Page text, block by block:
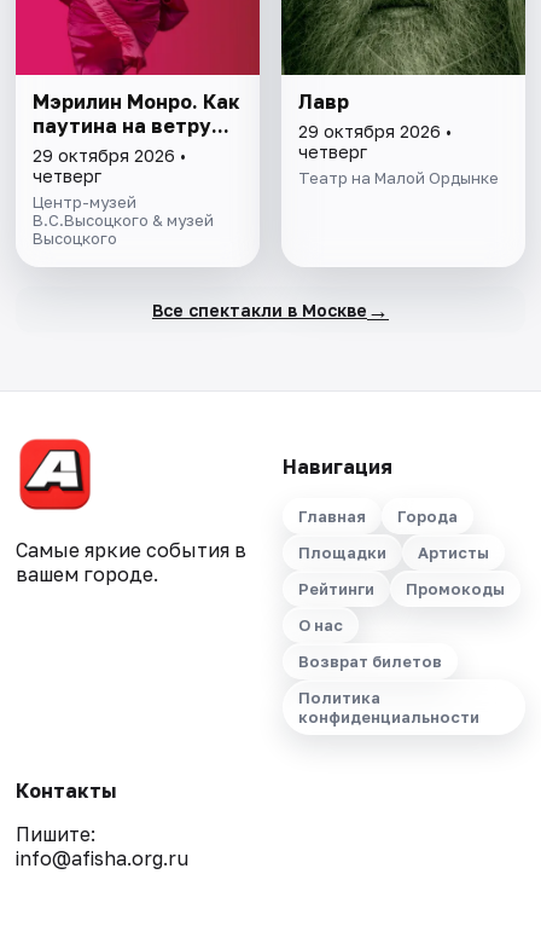
Мэрилин Монро. Как
паутина на ветру...
29 октября 2026 •
четверг
Центр-музей
В.С.Высоцкого & музей
Высоцкого
Лавр
29 октября 2026 •
четверг
Театр на Малой Ордынке
Все спектакли в Москве →
Самые яркие события в
вашем городе.
Навигация
Главная
Города
Площадки
Артисты
Рейтинги
Промокоды
О нас
Возврат билетов
Политика
конфиденциальности
Контакты
Пишите:
info@afisha.org.ru